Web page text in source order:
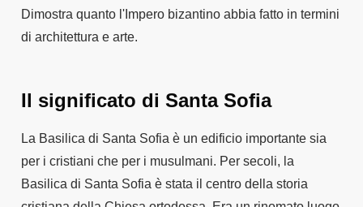
Dimostra quanto l'Impero bizantino abbia fatto in termini
di architettura e arte.
Il significato di Santa Sofia
La Basilica di Santa Sofia è un edificio importante sia
per i cristiani che per i musulmani. Per secoli, la
Basilica di Santa Sofia è stata il centro della storia